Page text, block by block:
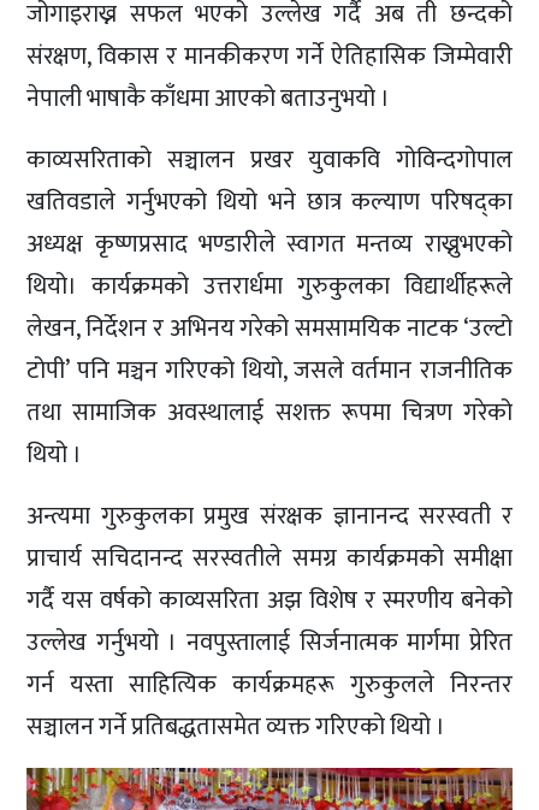
जोगाइराख्न सफल भएको उल्लेख गर्दै अब ती छन्दको
संरक्षण, विकास र मानकीकरण गर्ने ऐतिहासिक जिम्मेवारी
नेपाली भाषाकै काँधमा आएको बताउनुभयो ।
काव्यसरिताको सञ्चालन प्रखर युवाकवि गोविन्दगोपाल
खतिवडाले गर्नुभएको थियो भने छात्र कल्याण परिषद्का
अध्यक्ष कृष्णप्रसाद भण्डारीले स्वागत मन्तव्य राख्नुभएको
थियो। कार्यक्रमको उत्तरार्धमा गुरुकुलका विद्यार्थीहरूले
लेखन, निर्देशन र अभिनय गरेको समसामयिक नाटक ‘उल्टो
टोपी’ पनि मञ्चन गरिएको थियो, जसले वर्तमान राजनीतिक
तथा सामाजिक अवस्थालाई सशक्त रूपमा चित्रण गरेको
थियो ।
अन्त्यमा गुरुकुलका प्रमुख संरक्षक ज्ञानानन्द सरस्वती र
प्राचार्य सचिदानन्द सरस्वतीले समग्र कार्यक्रमको समीक्षा
गर्दै यस वर्षको काव्यसरिता अझ विशेष र स्मरणीय बनेको
उल्लेख गर्नुभयो । नवपुस्तालाई सिर्जनात्मक मार्गमा प्रेरित
गर्न यस्ता साहित्यिक कार्यक्रमहरू गुरुकुलले निरन्तर
सञ्चालन गर्ने प्रतिबद्धतासमेत व्यक्त गरिएको थियो ।